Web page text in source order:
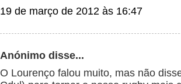
19 de março de 2012 às 16:47
Anónimo disse...
O Lourenço falou muito, mas não